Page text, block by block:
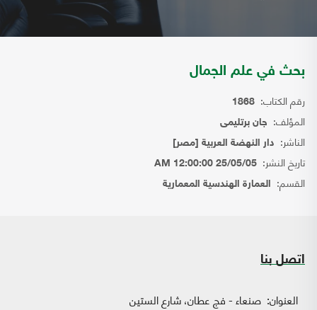
بحث في علم الجمال
رقم الكتاب: 1868
المؤلف: جان برتليمى
الناشر: دار النهضة العربية [مصر]
تاريخ النشر: 25/05/05 12:00:00 AM
القسم: العمارة الهندسية المعمارية
اتصل بنا
العنوان: صنعاء - فج عطان، شارع الستين